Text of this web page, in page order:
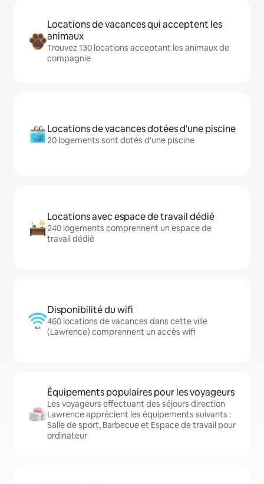
Locations de vacances qui acceptent les
animaux
Trouvez 130 locations acceptant les animaux de
compagnie
Locations de vacances dotées d'une piscine
20 logements sont dotés d'une piscine
Locations avec espace de travail dédié
240 logements comprennent un espace de
travail dédié
Disponibilité du wifi
460 locations de vacances dans cette ville
(Lawrence) comprennent un accès wifi
Équipements populaires pour les voyageurs
Les voyageurs effectuant des séjours direction
Lawrence apprécient les équipements suivants :
Salle de sport, Barbecue et Espace de travail pour
ordinateur